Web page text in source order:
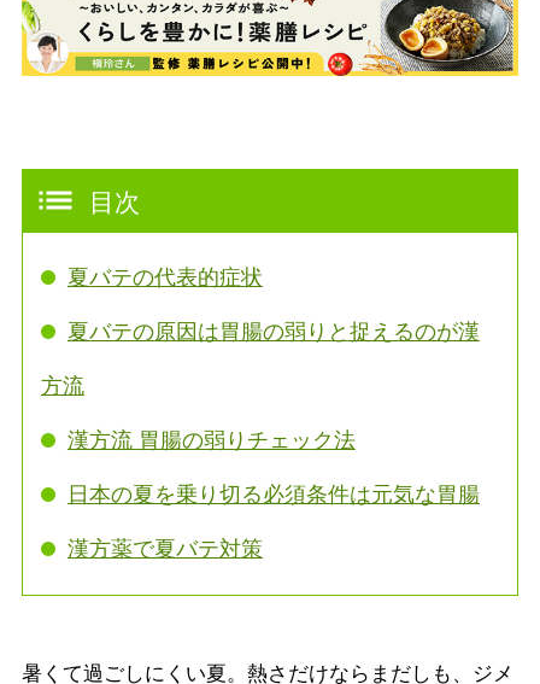
目次
夏バテの代表的症状
夏バテの原因は胃腸の弱りと捉えるのが漢
方流
漢方流 胃腸の弱りチェック法
日本の夏を乗り切る必須条件は元気な胃腸
漢方薬で夏バテ対策
暑くて過ごしにくい夏。熱さだけならまだしも、ジメ